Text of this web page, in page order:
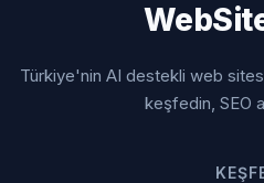
Türkiye'nin AI destekli web
keşfedin, SEO